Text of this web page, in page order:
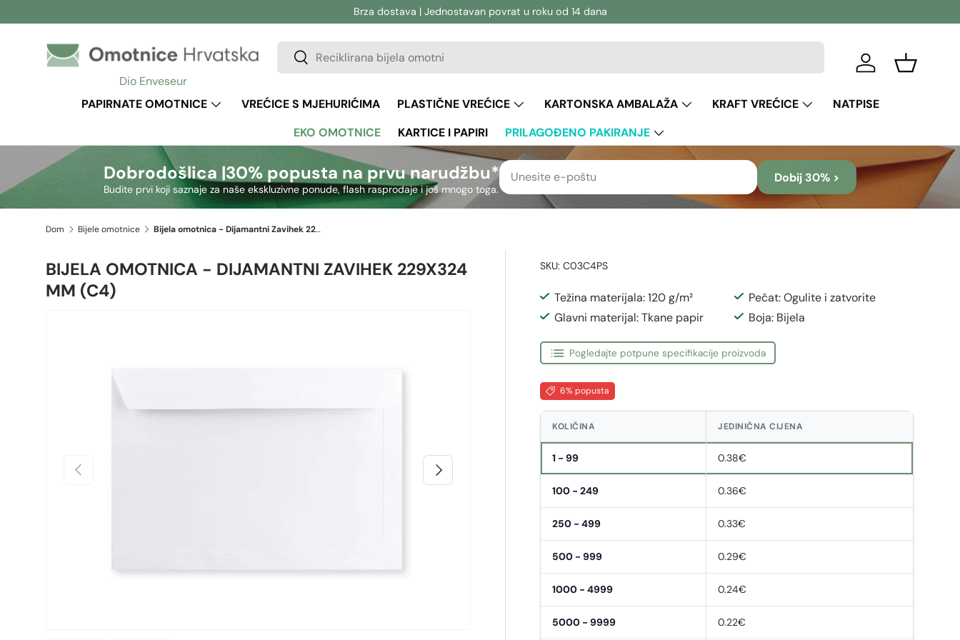
Preskoči na sadržaj
Brza dostava | Jednostavan povrat u roku od 14 dana
Dio Enveseur
Pretraživanje
Pretraživanje
Prijava Košara
PAPIRNATE OMOTNICE VREĆICE S MJEHURIĆIMA PLASTIČNE VREĆICE KARTONSKA AMBALAŽA KRAFT VREĆICE
NATPISE
EKO OMOTNICE
KARTICE I PAPIRI PRILAGOĐENO PAKIRANJE
Dobrodošlica |30% popusta na prvu narudžbu*
Budite prvi koji saznaje za naše ekskluzivne ponude, flash rasprodaje i još mnogo toga.
Dobij 30% >
Dom Bijele omotnice Bijela omotnica - Dijamantni Zavihek 229x324 mm (C4)
BIJELA OMOTNICA - DIJAMANTNI ZAVIHEK 229X324
MM (C4)
Prethodno Sljedeći
SKU: C03C4PS
Težina materijala: 120 g/m²
Pečat: Ogulite i zatvorite
Glavni materijal: Tkane papir
Boja: Bijela
Pogledajte potpune specifikacije proizvoda
6% popusta
KOLIČINA JEDINIČNA CIJENA
1 - 99 0.38€
100 - 249 0.36€
250 - 499 0.33€
500 - 999 0.29€
1000 - 4999 0.24€
5000 - 9999 0.22€